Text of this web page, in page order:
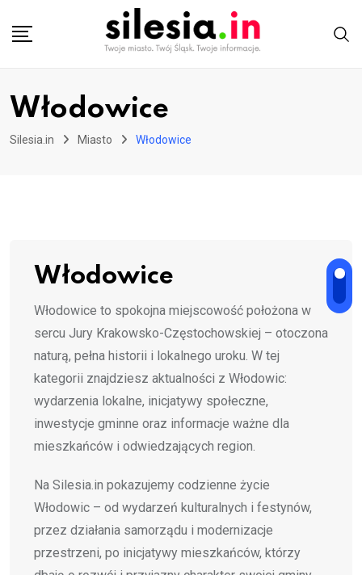
Włodowice
Silesia.in Miasto Włodowice
Włodowice
Włodowice to spokojna miejscowość położona w
sercu Jury Krakowsko-Częstochowskiej – otoczona
naturą, pełna historii i lokalnego uroku. W tej
kategorii znajdziesz aktualności z Włodowic:
wydarzenia lokalne, inicjatywy społeczne,
inwestycje gminne oraz informacje ważne dla
mieszkańców i odwiedzających region.
Na Silesia.in pokazujemy codzienne życie
Włodowic – od wydarzeń kulturalnych i festynów,
przez działania samorządu i modernizacje
przestrzeni, po inicjatywy mieszkańców, którzy